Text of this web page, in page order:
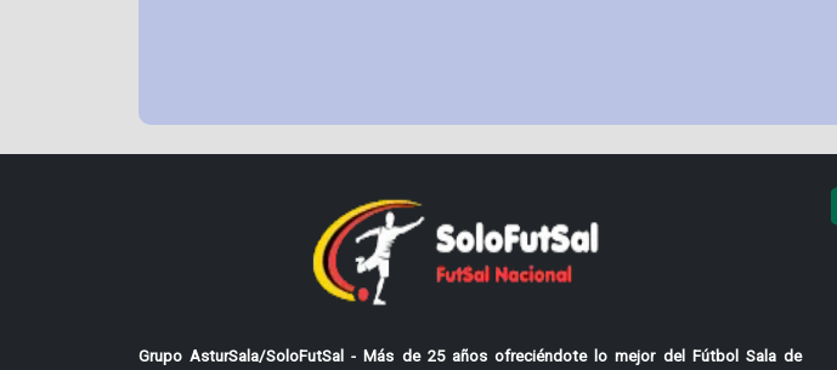
Grupo AsturSala/SoloFutSal - Más de 25 años ofreciéndote lo mejor del Fútbol Sala de